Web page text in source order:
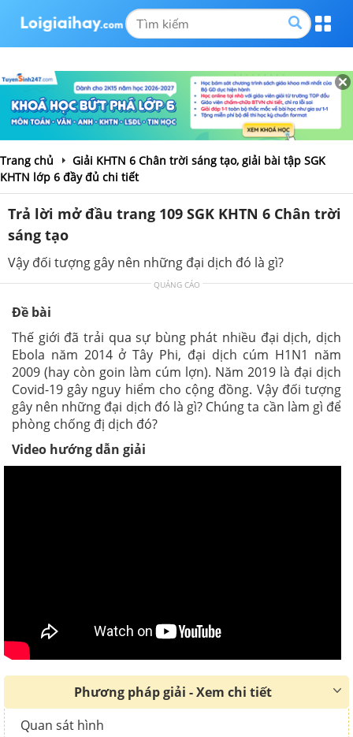
Trang chủ
Giải KHTN 6 Chân trời sáng tạo, giải bài tập SGK
KHTN lớp 6 đầy đủ chi tiết
Trả lời mở đầu trang 109 SGK KHTN 6 Chân trời
sáng tạo
Vậy đối tượng gây nên những đại dịch đó là gì?
QUẢNG CÁO
Đề bài
Thế giới đã trải qua sự bùng phát nhiều đại dịch, dịch
Ebola năm 2014 ở Tây Phi, đại dịch cúm H1N1 năm
2009 (hay còn goin làm cúm lợn). Năm 2019 là đại dịch
Covid-19 gây nguy hiểm cho cộng đồng. Vậy đối tượng
gây nên những đại dịch đó là gì? Chúng ta cần làm gì để
phòng chống đị dịch đó?
Video hướng dẫn giải
Phương pháp giải - Xem chi tiết
Quan sát hình